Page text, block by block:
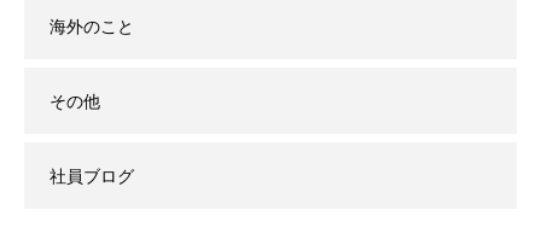
海外のこと
その他
社員ブログ